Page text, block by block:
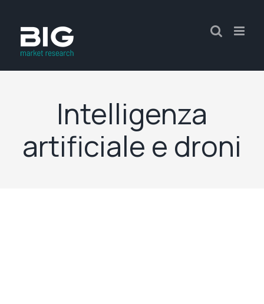
Intelligenza
artificiale e droni